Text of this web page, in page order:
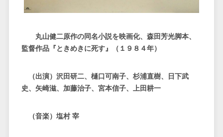
丸山健二原作の同名小説を映画化、森田芳光脚本、
監督作品『ときめきに死す』（１９８４年）
（出演）沢田研二、樋口可南子、杉浦直樹、日下武
史、矢崎滋、加藤治子、宮本信子、上田耕一
（音楽）塩村 宰